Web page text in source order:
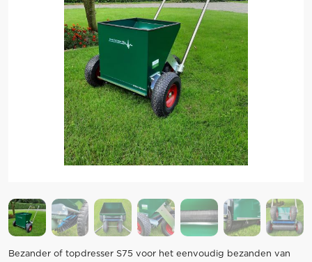
Bezander of topdresser S75 voor het eenvoudig bezanden van